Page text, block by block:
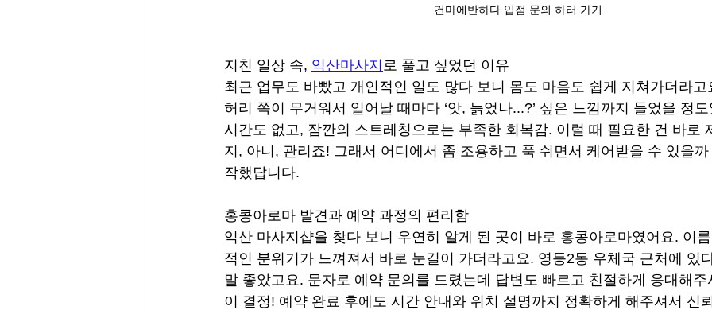
건마에반하다 입점 문의 하러 가기
지친 일상 속, 익산마사지 로 풀고 싶었던 이유
최근 업무도 바빴고 개인적인 일도 많다 보니 몸도 마음도 쉽게 지쳐가더라
허리 쪽이 무거워서 일어날 때마다 ‘앗, 늙었나...?’ 싶은 느낌까지 들었을 정
시간도 없고, 잠깐의 스트레칭으로는 부족한 회복감. 이럴 때 필요한 건 바로
지, 아니, 관리죠! 그래서 어디에서 좀 조용하고 푹 쉬면서 케어받을 수 있을까
작했답니다.
홍콩아로마 발견과 예약 과정의 편리함
익산 마사지샵을 찾다 보니 우연히 알게 된 곳이 바로 홍콩아로마였어요. 이
적인 분위기가 느껴져서 바로 눈길이 가더라고요. 영등2동 우체국 근처에 있
말 좋았고요. 문자로 예약 문의를 드렸는데 답변도 빠르고 친절하게 응대해주
이 결정! 예약 완료 후에도 시간 안내와 위치 설명까지 정확하게 해주셔서 신